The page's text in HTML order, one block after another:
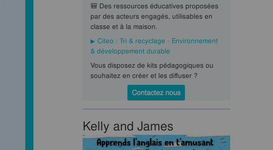
🎒 Des ressources éducatives proposées
par des acteurs engagés, utilisables en
classe et à la maison.
Citeo : Tri & recyclage - Environnement
& développement durable
Vous disposez de kits pédagogiques ou
souhaitez en créer et les diffuser ?
Contactez nous
Kelly and James